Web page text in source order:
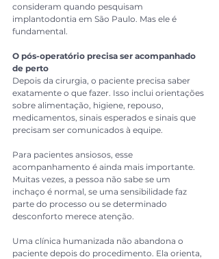
consideram quando pesquisam
implantodontia em São Paulo. Mas ele é
fundamental.
O pós-operatório precisa ser acompanhado
de perto
Depois da cirurgia, o paciente precisa saber
exatamente o que fazer. Isso inclui orientações
sobre alimentação, higiene, repouso,
medicamentos, sinais esperados e sinais que
precisam ser comunicados à equipe.
Para pacientes ansiosos, esse
acompanhamento é ainda mais importante.
Muitas vezes, a pessoa não sabe se um
inchaço é normal, se uma sensibilidade faz
parte do processo ou se determinado
desconforto merece atenção.
Uma clínica humanizada não abandona o
paciente depois do procedimento. Ela orienta,